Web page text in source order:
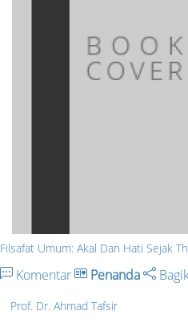
Filsafat Umum: Akal Dan Hati Sejak
Komentar Penanda
Prof. Dr. Ahmad Tafsir